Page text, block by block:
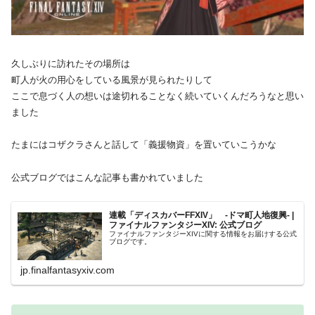
久しぶりに訪れたその場所は
町人が火の用心をしている風景が見られたりして
ここで息づく人の想いは途切れることなく続いていくんだろうなと思い
ました
たまにはコザクラさんと話して「義援物資」を置いていこうかな
公式ブログではこんな記事も書かれていました
連載「ディスカバーFFXIV」 -ドマ町人地復興- |
ファイナルファンタジーXIV: 公式ブログ
ファイナルファンタジーXIVに関する情報をお届けする公式
ブログです。
jp.finalfantasyxiv.com